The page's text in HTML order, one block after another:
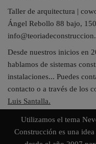
Taller de arquitectura |
Ángel Rebollo 88 bajo,
Desde nuestros inicios en
hablamos de sistemas
instalaciones... Puedes
contacto o a través de los
Luis Santalla.
Utilizamos el tema
Construcción es una